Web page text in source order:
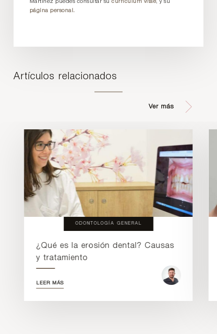
Martínez puedes consultar sucurriculum vitae, y su
página personal.
Artículos relacionados
Ver más
ODONTOLOGÍA GENERAL
¿Qué es la erosión dental? Causas
y tratamiento
LEER MÁS